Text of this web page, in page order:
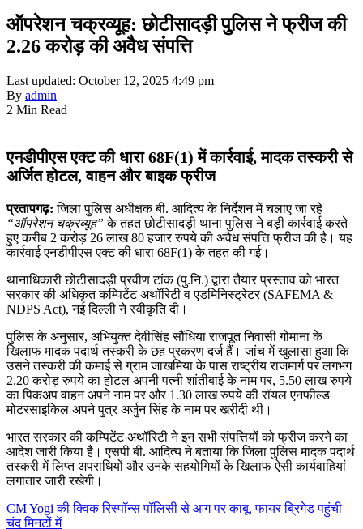
ऑपरेशन चक्रव्यूह: छोटीसादड़ी पुलिस ने फ्रीज की
2.26 करोड़ की अवैध संपत्ति
Last updated: October 12, 2025 4:49 pm
By admin
2 Min Read
एनडीपीएस एक्ट की धारा 68F(1) में कार्रवाई, मादक तस्करी से
अर्जित होटल, वाहन और बाइक फ्रीज
प्रतापगढ़:जिला पुलिस अधीक्षक बी. आदित्य के निर्देशन में चलाए जा रहे
“ऑपरेशन चक्रव्यूह” के तहत छोटीसादड़ी थाना पुलिस ने बड़ी कार्रवाई करते
हुए करीब 2 करोड़ 26 लाख 80 हजार रुपये की अवैध संपत्ति फ्रीज की है। यह
कार्रवाई एनडीपीएस एक्ट की धारा 68F(1) के तहत की गई।
थानाधिकारी छोटीसादड़ी प्रवीण टांक (पु.नि.) द्वारा तैयार प्रस्ताव को भारत
सरकार की अधिकृत कम्पिटेंट अथॉरिटी व एडमिनिस्ट्रेटर (SAFEMA &
NDPS Act), नई दिल्ली ने स्वीकृति दी।
पुलिस के अनुसार, अभियुक्त देवीसिंह सौंधिया राजपूत निवासी गोमाना के
खिलाफ मादक पदार्थ तस्करी के छह प्रकरण दर्ज हैं। जांच में खुलासा हुआ कि
उसने तस्करी की कमाई से ग्राम जाखमिया के पास राष्ट्रीय राजमार्ग पर लगभग
2.20 करोड़ रुपये का होटल अपनी पत्नी शांतीबाई के नाम पर, 5.50 लाख रुपये
का पिकअप वाहन अपने नाम पर और 1.30 लाख रुपये की रॉयल एनफील्ड
मोटरसाइकिल अपने पुत्र अर्जुन सिंह के नाम पर खरीदी थी।
भारत सरकार की कम्पिटेंट अथॉरिटी ने इन सभी संपत्तियों को फ्रीज करने का
आदेश जारी किया है। एसपी बी. आदित्य ने बताया कि जिला पुलिस मादक पदार्थ
तस्करी में लिप्त अपराधियों और उनके सहयोगियों के खिलाफ ऐसी कार्यवाहियां
लगातार जारी रखेगी।
CM Yogi की क्विक रिस्पॉन्स पॉलिसी से आग पर काबू, फायर ब्रिगेड पहुंची
चंद मिनटों में